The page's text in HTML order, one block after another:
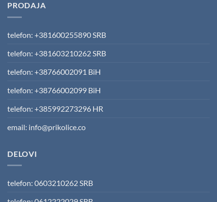
PRODAJA
telefon: +381600255890 SRB
telefon: +381603210262 SRB
telefon: +38766002091 BiH
telefon: +38766002099 BiH
telefon: +385992273296 HR
email: info@prikolice.co
DELOVI
telefon: 0603210262 SRB